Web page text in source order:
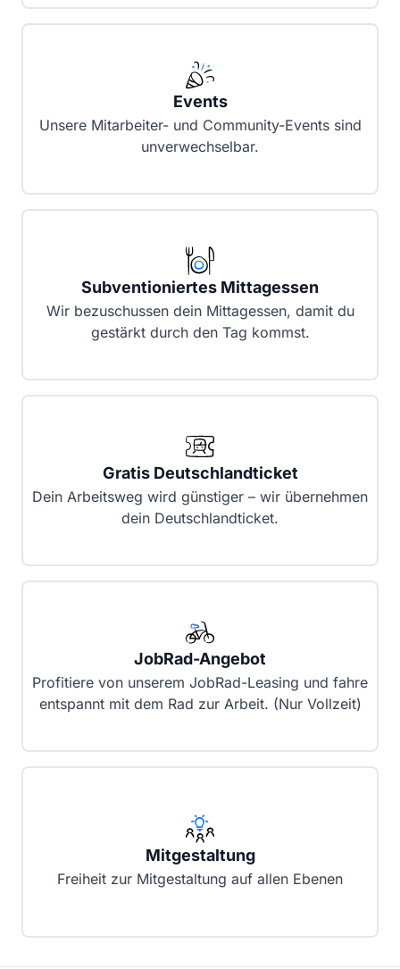
Events
Unsere Mitarbeiter- und Community-Events sind
unverwechselbar.
Subventioniertes Mittagessen
Wir bezuschussen dein Mittagessen, damit du
gestärkt durch den Tag kommst.
Gratis Deutschlandticket
Dein Arbeitsweg wird günstiger – wir übernehmen
dein Deutschlandticket.
JobRad-Angebot
Profitiere von unserem JobRad-Leasing und fahre
entspannt mit dem Rad zur Arbeit. (Nur Vollzeit)
Mitgestaltung
Freiheit zur Mitgestaltung auf allen Ebenen